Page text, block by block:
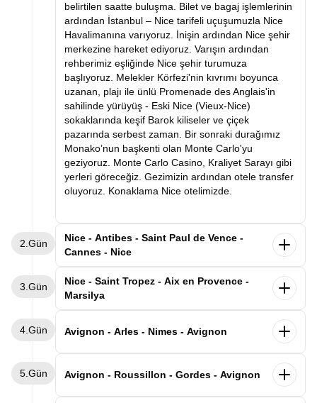
belirtilen saatte buluşma. Bilet ve bagaj işlemlerinin
ardından İstanbul – Nice tarifeli uçuşumuzla Nice
Havalimanına varıyoruz. İnişin ardından Nice şehir
merkezine hareket ediyoruz. Varışın ardından
rehberimiz eşliğinde Nice şehir turumuza
başlıyoruz. Melekler Körfezi'nin kıvrımı boyunca
uzanan, plajı ile ünlü Promenade des Anglais'in
sahilinde yürüyüş - Eski Nice (Vieux-Nice)
sokaklarında keşif Barok kiliseler ve çiçek
pazarında serbest zaman. Bir sonraki durağımız
Monako’nun başkenti olan Monte Carlo'yu
geziyoruz. Monte Carlo Casino, Kraliyet Sarayı gibi
yerleri göreceğiz. Gezimizin ardından otele transfer
oluyoruz. Konaklama Nice otelimizde.
2.Gün
Nice - Antibes - Saint Paul de Vence -
Cannes - Nice
Fransız Rivierası’nın incisi Cannes, altın kumsalları,
palmiyeli caddeleri ve dünyaca ünlü film festivaliyle
Fransız lüksünü bir arada sunan bu şehir, her
Akdeniz’in mavi sularıyla tarihin zarafetini
Antibes
3.Gün
Nice - Saint Tropez - Aix en Provence -
Marsilya
ediyoruz. İlk durağımızdünyanın en ünlü tatil
Saint Tropez olacak.
gezimize başlıyoruz. Roma döneminden kalan su
4.Gün Avignon - Arles - Nimes - Avignon
Arles. Bir zamanlar Roma metropolü, bu dönemden
5.Gün Avignon - Roussillon - Gordes - Avignon